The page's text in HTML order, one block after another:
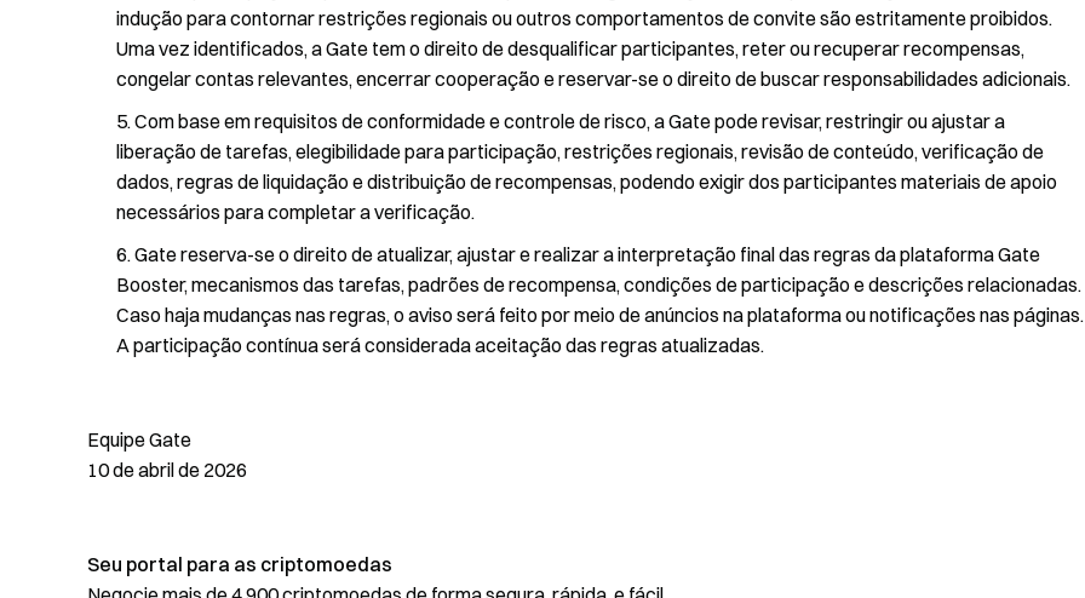
indução para contornar restrições regionais ou outros comportamentos de convite são estritamente proibidos.
Uma vez identificados, a Gate tem o direito de desqualificar participantes, reter ou recuperar recompensas,
congelar contas relevantes, encerrar cooperação e reservar-se o direito de buscar responsabilidades adicionais.
Com base em requisitos de conformidade e controle de risco, a Gate pode revisar, restringir ou ajustar a
liberação de tarefas, elegibilidade para participação, restrições regionais, revisão de conteúdo, verificação de
dados, regras de liquidação e distribuição de recompensas, podendo exigir dos participantes materiais de apoio
necessários para completar a verificação.
Gate reserva-se o direito de atualizar, ajustar e realizar a interpretação final das regras da plataforma Gate
Booster, mecanismos das tarefas, padrões de recompensa, condições de participação e descrições relacionadas.
Caso haja mudanças nas regras, o aviso será feito por meio de anúncios na plataforma ou notificações nas páginas.
A participação contínua será considerada aceitação das regras atualizadas.
Equipe Gate
10 de abril de 2026
Seu portal para as criptomoedas